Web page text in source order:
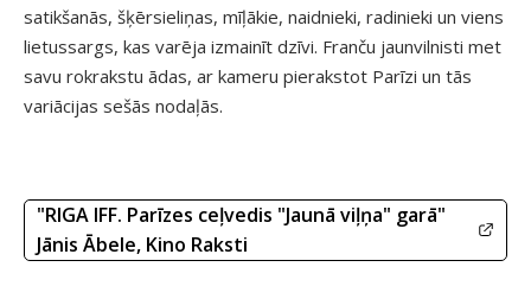
satikšanās, šķērsieliņas, mīļākie, naidnieki, radinieki un viens
lietussargs, kas varēja izmainīt dzīvi. Franču jaunvilnisti met
savu rokrakstu ādas, ar kameru pierakstot Parīzi un tās
variācijas sešās nodaļās.
"RIGA IFF. Parīzes ceļvedis "Jaunā viļņa" garā"
Jānis Ābele, Kino Raksti